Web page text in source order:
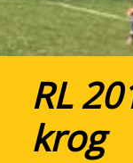
RL
krog